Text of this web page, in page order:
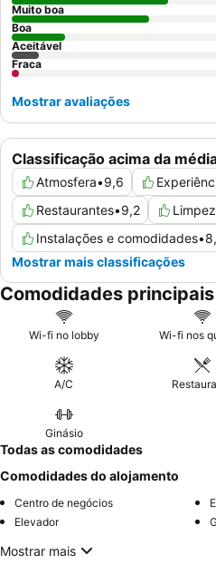
Classificação acima da
Atmosfera•9,6
Restaurantes•9,2
Instalações e comodidades•
Mostrar mais classificações
Muito boa
Boa
Aceitável
Fraca
Mostrar avaliações
Comodidades
Wi-fi no lobby Wi-fi nos
A/C
Ginásio
Todas as comodidades
Comodidades do alojamento
Centro de negócios
Elevador
Mostrar mais